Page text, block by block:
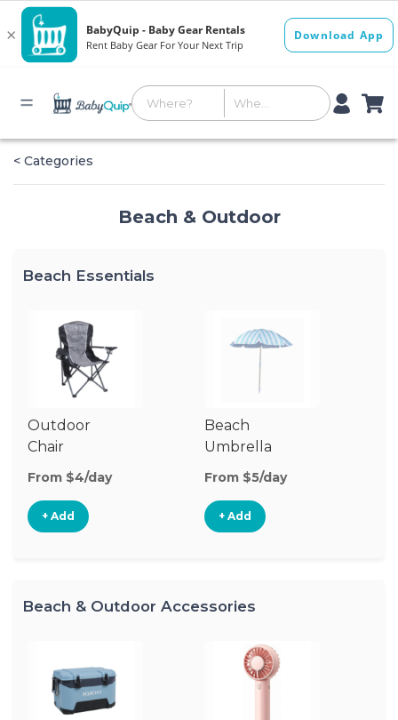
< Categories
Beach & Outdoor
Beach Essentials
Outdoor
Chair
From $4/day
+ Add
Beach
Umbrella
From $5/day
+ Add
Beach & Outdoor Accessories